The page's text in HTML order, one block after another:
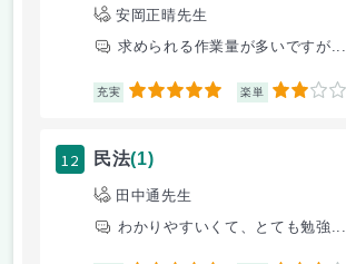
安岡正晴先生
求められる作業量が多いですが...
充実 5 楽単 2
12 民法(1)
田中通先生
わかりやすいくて、とても勉強...